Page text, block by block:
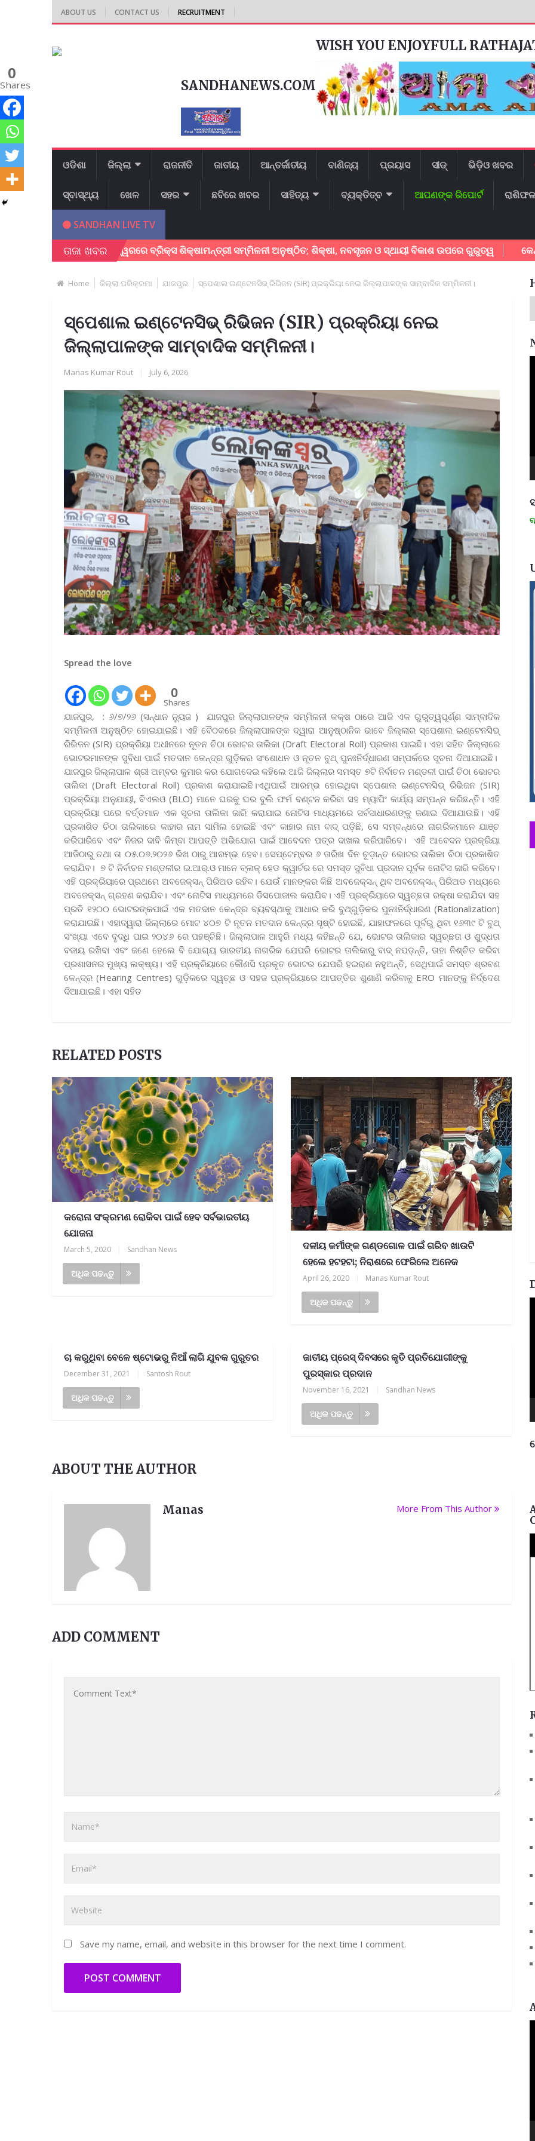
ABOUT US CONTACT US RECRUITMENT
WISH YOU ENJOYFULL
SANDHANEWS.COM
ଓଡିଶା ଜିଲ୍ଲା ରାଜନୀତି ଜାତୀୟ ଆନ୍ତର୍ଜାତୀୟ ବାଣିଜ୍ୟ ପ୍ରୟାସ ସୀଡ୍ ଭିଡ଼ିଓ ଖବର
ସ୍ବାସ୍ଥ୍ୟ ଖେଳ ସହର ଛବିରେ ଖବର ସାହିତ୍ୟ ବ୍ୟକ୍ତିତ୍ବ ଆପଣଙ୍କ ରିପୋର୍ଟ ରାଶିଫଳ
SANDHAN LIVE TV
ତାଜା ଖବର
ଭୁବନେଶ୍ୱରରେ ବ୍ରିକ୍ସ ଶିକ୍ଷାମନ୍ତ୍ରୀ ସମ୍ମିଳନୀ ଅନୁଷ୍ଠିତ; ଶିକ୍ଷା, ନବସୃଜନ ଓ ସ୍ଥାୟୀ ବିକାଶ ଉପରେ ଗୁରୁତ୍ୱ କେନ୍ଦୁପତ୍ର
Home ଜିଲ୍ଲା ପରିକ୍ରମା ଯାଜପୁର ସ୍ପେଶାଲ ଇଣ୍ଟେନସିଭ୍ ରିଭିଜନ (SIR) ପ୍ରକ୍ରିୟା ନେଇ ଜିଲ୍ଲାପାଳଙ୍କ ସାମ୍ବାଦିକ ସମ୍ମିଳନୀ।
ସ୍ପେଶାଲ ଇଣ୍ଟେନସିଭ୍ ରିଭିଜନ (SIR) ପ୍ରକ୍ରିୟା ନେଇ
ଜିଲ୍ଲାପାଳଙ୍କ ସାମ୍ବାଦିକ ସମ୍ମିଳନୀ।
Manas Kumar Rout July 6, 2026
Spread the love
0
Shares
ଯାଜପୁର, : ୬/୭/୨୬ (ସନ୍ଧାନ ନ୍ୟୁଜ ) ଯାଜପୁର ଜିଲ୍ଲାପାଳଙ୍କ ସମ୍ମିଳନୀ କକ୍ଷ ଠାରେ ଆଜି ଏକ ଗୁରୁତ୍ୱପୂର୍ଣ୍ଣ ସାମ୍ବାଦିକ
ସମ୍ମିଳନୀ ଅନୁଷ୍ଠିତ ହୋଇଯାଇଛି। ଏହି ବୈଠକରେ ଜିଲ୍ଲାପାଳଙ୍କ ଦ୍ୱାରା ଆନୁଷ୍ଠାନିକ ଭାବେ ଜିଲ୍ଲାର ସ୍ପେଶାଲ ଇଣ୍ଟେନସିଭ୍
ରିଭିଜନ (SIR) ପ୍ରକ୍ରିୟା ଅଧୀନରେ ନୂତନ ଚିଠା ଭୋଟର ତାଲିକା (Draft Electoral Roll) ପ୍ରକାଶ ପାଇଛି। ଏହା ସହିତ ଜିଲ୍ଲାରେ
ଭୋଟରମାନଙ୍କ ସୁବିଧା ପାଇଁ ମତଦାନ କେନ୍ଦ୍ର ଗୁଡ଼ିକର ସଂଶୋଧନ ଓ ନୂତନ ବୁଥ୍ ପୁନଃନିର୍ଦ୍ଧାରଣ ସମ୍ପର୍କରେ ସୂଚନା ଦିଆଯାଇଛି।
ଯାଜପୁର ଜିଲ୍ଲାପାଳ ଶ୍ରୀ ଅମ୍ବର କୁମାର କର ଯୋଗଦେଇ କହିଲେ ଆଜି ଜିଲ୍ଲାର ସମସ୍ତ ୭ଟି ନିର୍ବାଚନ ମଣ୍ଡଳୀ ପାଇଁ ଚିଠା ଭୋଟର
ତାଲିକା (Draft Electoral Roll) ପ୍ରକାଶ କରାଯାଇଛି।ଏଥିପାଇଁ ଆରମ୍ଭ ହୋଇଥିବା ସ୍ପେଶାଲ ଇଣ୍ଟେନସିଭ୍ ରିଭିଜନ (SIR)
ପ୍ରକ୍ରିୟା ଅନୁଯାୟୀ, ବିଏଲଓ (BLO) ମାନେ ଘରକୁ ଘର ବୁଲି ଫର୍ମ ବଣ୍ଟନ କରିବା ସହ ମ୍ୟାପିଂ କାର୍ଯ୍ୟ ସମ୍ପନ୍ନ କରିଛନ୍ତି। ଏହି
ପ୍ରକ୍ରିୟା ପରେ ବର୍ତ୍ତମାନ ଏକ ସୂଚନା ତାଲିକା ଜାରି କରାଯାଇ ନୋଟିସ ମାଧ୍ୟମରେ ସର୍ବସାଧାରଣଙ୍କୁ ଜଣାଇ ଦିଆଯାଉଛି। ଏହି
ପ୍ରକାଶିତ ଚିଠା ତାଲିକାରେ କାହାର ନାମ ସାମିଲ ହୋଇଛି ଏବଂ କାହାର ନାମ ବାଦ୍ ପଡ଼ିଛି, ସେ ସମ୍ବନ୍ଧରେ ନାଗରିକମାନେ ଯାଞ୍ଚ
କରିପାରିବେ ଏବଂ ନିଜର ଦାବି କିମ୍ବା ଆପତ୍ତି ଅଭିଯୋଗ ପାଇଁ ଆବେଦନ ପତ୍ର ଦାଖଲ କରିପାରିବେ। ଏହି ଆବେଦନ ପ୍ରକ୍ରିୟା
ଆଜିଠାରୁ ତଥା ତା ୦୫.୦୭.୨୦୨୬ ରିଖ ଠାରୁ ଆରମ୍ଭ ହେବ। ସେପ୍ଟେମ୍ବର ୬ ତାରିଖ ଦିନ ଚୂଡ଼ାନ୍ତ ଭୋଟର ତାଲିକା ଚିଠା ପ୍ରକାଶିତ
କରାଯିବ। ୭ ଟି ନିର୍ବାଚନ ମଣ୍ଡଳୀର ଇ.ଆର୍.ଓ ମାନେ ବ୍ଲକ୍ ହେଡ କ୍ୱାର୍ଟର ରେ ସମସ୍ତ ସୁବିଧା ପ୍ରଦାନ ପୂର୍ବକ ନୋଟିସ ଜାରି କରିବେ।
ଏହି ପ୍ରକ୍ରିୟାରେ ପ୍ରଥମେ ଅବଜେକ୍ସନ୍ ପିରିଅଡ ରହିବ। ଯେଉଁ ମାନଙ୍କର କିଛି ଅବଜେକ୍ସନ୍ ଥିବ ଅବଜେକ୍ସନ୍ ପିରିଅଡ ମଧ୍ୟରେ
ଅବଜେକ୍ସନ୍ ଗ୍ରହଣ କରାଯିବ। ଏବଂ ନୋଟିସ ମାଧ୍ୟମରେ ଡିସପୋଜାଲ କରାଯିବ। ଏହି ପ୍ରକ୍ରିୟାରେ ସ୍ୱଚ୍ଛତା ରକ୍ଷା କରାଯିବା ସହ
ପ୍ରତି ୧୨୦୦ ଭୋଟରଙ୍କପାଇଁ ଏକ ମତଦାନ କେନ୍ଦ୍ର ବ୍ୟବସ୍ଥାକୁ ଆଧାର କରି ବୁଥ୍‌ଗୁଡ଼ିକର ପୁନଃନିର୍ଦ୍ଧାରଣ (Rationalization)
କରାଯାଇଛି। ଏହାଦ୍ୱାରା ଜିଲ୍ଲାରେ ମୋଟ ୪୦୭ ଟି ନୂତନ ମତଦାନ କେନ୍ଦ୍ର ସୃଷ୍ଟି ହୋଇଛି, ଯାହାଫଳରେ ପୂର୍ବରୁ ଥିବା ୧୬୩୯ ଟି ବୁଥ୍
ସଂଖ୍ୟା ଏବେ ବୃଦ୍ଧି ପାଇ ୨୦୪୬ ରେ ପହଞ୍ଚିଛି। ଜିଲ୍ଲାପାଳ ଆହୁରି ମଧ୍ୟ କହିଛନ୍ତି ଯେ, ଭୋଟର ତାଲିକାର ସ୍ୱଚ୍ଛତା ଓ ଶୁଦ୍ଧତା
ବଜାୟ ରଖିବା ଏବଂ ଜଣେ ହେଲେ ବି ଯୋଗ୍ୟ ଭାରତୀୟ ନାଗରିକ ଯେପରି ଭୋଟର ତାଲିକାରୁ ବାଦ୍ ନପଡ଼ନ୍ତି, ତାହା ନିଶ୍ଚିତ କରିବା
ପ୍ରଶାସନର ମୁଖ୍ୟ ଲକ୍ଷ୍ୟ। ଏହି ପ୍ରକ୍ରିୟାରେ କୌଣସି ପ୍ରକୃତ ଭୋଟର ଯେପରି ହଇରାଣ ନହୁଅନ୍ତି, ସେଥିପାଇଁ ସମସ୍ତ ଶ୍ରବଣ
କେନ୍ଦ୍ର (Hearing Centres) ଗୁଡ଼ିକରେ ସ୍ୱଚ୍ଛ ଓ ସହଜ ପ୍ରକ୍ରିୟାରେ ଆପତ୍ତିର ଶୁଣାଣି କରିବାକୁ ERO ମାନଙ୍କୁ ନିର୍ଦ୍ଦେଶ
ଦିଆଯାଇଛି। ଏହା ସହିତ
0
Shares
RELATED POSTS
କରୋନା ସଂକ୍ରମଣ ରୋକିବା ପାଇଁ ହେବ ସର୍ବଭାରତୀୟ
ଯୋଜନା
March 5, 2020 Sandhan News
ଅଧିକ ପଢନ୍ତୁ
ଦଳୀୟ କର୍ମୀଙ୍କ ଗଣ୍ଡଗୋଳ ପାଇଁ ଗରିବ ଖାଉଟି
ହେଲେ ହଟହଟା; ନିରାଶରେ ଫେରିଲେ ଅନେକ
April 26, 2020 Manas Kumar Rout
ଅଧିକ ପଢନ୍ତୁ
ଚା କରୁଥିବା ବେଳେ ଷ୍ଟୋଭରୁ ନିଆଁ ଲାଗି ଯୁବକ ଗୁରୁତର
December 31, 2021 Santosh Rout
ଅଧିକ ପଢନ୍ତୁ
ଜାତୀୟ ପ୍ରେସ୍ ଦିବସରେ କୃତି ପ୍ରତିଯୋଗୀଙ୍କୁ
ପୁରସ୍କାର ପ୍ରଦାନ
November 16, 2021 Sandhan News
ଅଧିକ ପଢନ୍ତୁ
ABOUT THE AUTHOR
Manas More From This Author
ADD COMMENT
Save my name, email, and website in this browser for the next time I comment.
ମନେ ପଡନ୍ତି: ସ୍ୱାଧୀନତା ସଂଗ୍ରାମୀ